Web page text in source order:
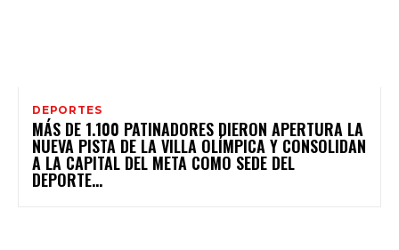
DEPORTES
MÁS DE 1.100 PATINADORES DIERON APERTURA LA
NUEVA PISTA DE LA VILLA OLÍMPICA Y CONSOLIDAN
A LA CAPITAL DEL META COMO SEDE DEL
DEPORTE...